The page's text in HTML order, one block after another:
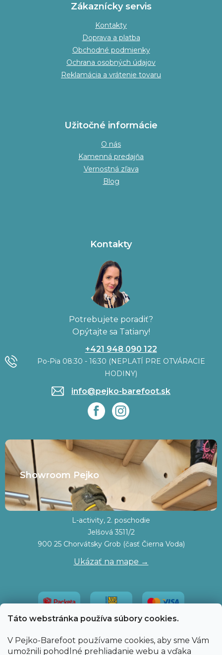
Táto webstránka používa súbory cookies.
V Pejko-Barefoot používame cookies, aby sme Vám
umožnili pohodlné prehliadanie webu a vďaka
Zákaznícky servis
Kontakty
Doprava a platba
Obchodné podmienky
Ochrana osobných údajov
Reklamácia a vrátenie tovaru
Užitočné informácie
O nás
Kamenná predajňa
Vernostná zľava
Blog
Kontakty
Potrebujete poradiť?
Opýtajte sa Tatiany!
+421 948 090 122
Po-Pia 08:30 - 16:30 (NEPLATÍ PRE OTVÁRACIE
HODINY)
info@pejko-barefoot.sk
Showroom Pejko
L-activity, 2. poschodie
Jelšová 3511/2
900 25 Chorvátsky Grob (časť Čierna Voda)
Ukázať na mape →